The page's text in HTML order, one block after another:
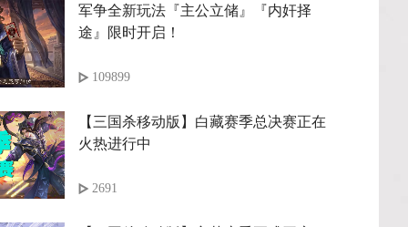
军争全新玩法『主公立储』『内奸择
途』限时开启！
109899
【三国杀移动版】白藏赛季总决赛正在
火热进行中
2691